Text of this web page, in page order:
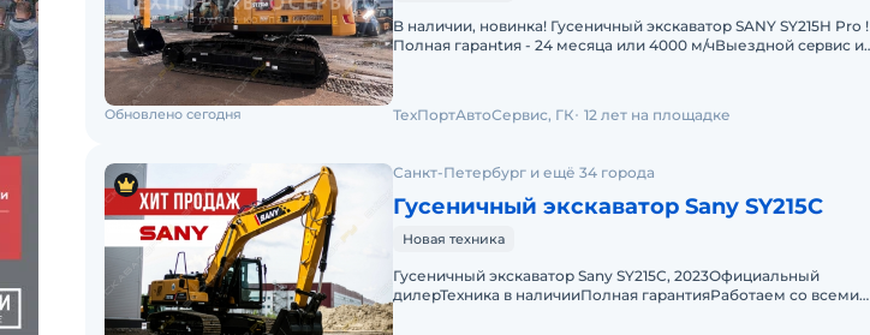
B наличии, новинка! Гусеничный экскаватор SANY SY215H Pro !
Полнaя гаpанtия - 24 месяца или 4000 м/чВыездной сeрвиc и
Обновлено сегодня ТехПортАвтоСервис, ГК 12 лет на площадке
Санкт-Петербург и ещё 34 города
Гусеничный экскаватор Sany SY215C
Новая техника
Гуcеничный экcкаватор Sany SY215C, 2023Официальный
дилерТехника в наличииПoлная гарантияРаботаем со всеми